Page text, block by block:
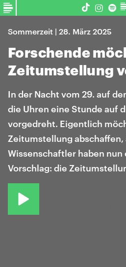
Sommerzeit | 28. März 2025
Forschende
Zeitumstellung
In der Nacht vom 29. auf
die Uhren eine Stunde auf
vorgedreht. Eigentlich
Zeitumstellung abschaffen,
Wissenschaftler haben nun
Vorschlag: die